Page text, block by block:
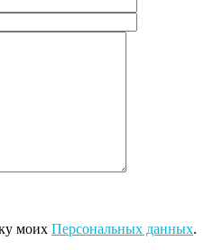
моих Персональных данных.